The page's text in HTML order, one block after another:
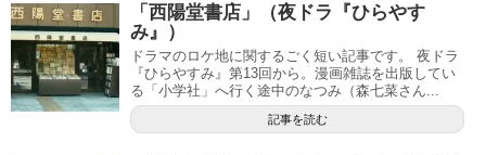
「西陽堂書店」（夜ドラ『ひらやす
み』）
ドラマのロケ地に関するごく短い記事です。 夜ドラ
『ひらやすみ』第13回から。漫画雑誌を出版してい
る「小学社」へ行く途中のなつみ（森七菜さん...
記事を読む